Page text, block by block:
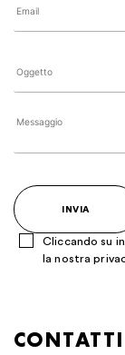
Si
prega
di
lasciare
vuoto
Cliccando su
la nostra
CONTATTI